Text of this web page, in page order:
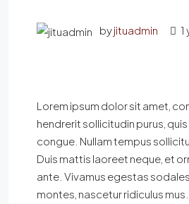
byjituadmin
Lorem ipsum dolor sit amet,
hendrerit sollicitudin purus,
congue. Nullam tempus
Duis mattis laoreet neque, et
ante. Vivamus egestas
montes, nascetur ridiculus